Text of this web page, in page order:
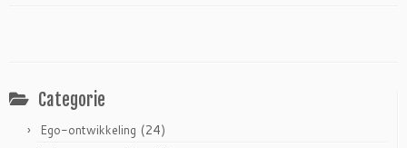
Categorie
Ego-ontwikkeling (24)